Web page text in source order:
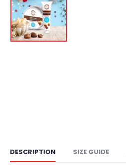
DESCRIPTION SIZE GUIDE